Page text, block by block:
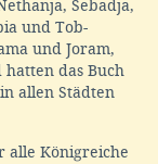
Sebadja,
und Tob-
und Joram,
das Buch
allen Städten
alle Königreiche